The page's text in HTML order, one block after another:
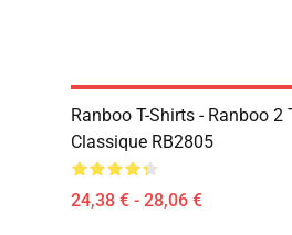
Ranboo T-Shirts - Ranboo 2
Classique RB2805
24,38 € - 28,06 €